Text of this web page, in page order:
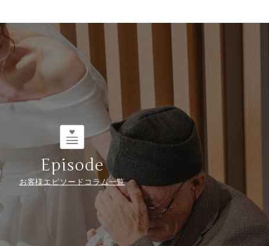
Episode
お客様エピソードコラム一覧